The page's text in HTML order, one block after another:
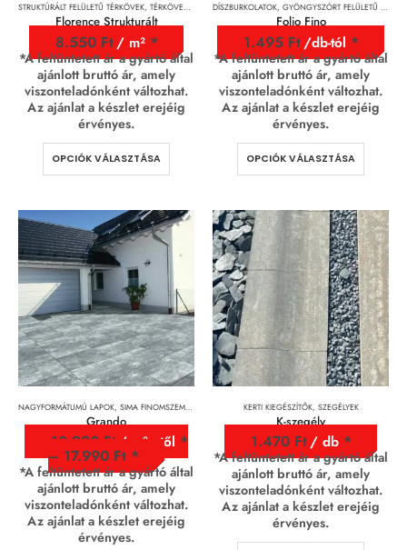
STRUKTÚRÁLT FELÜLETŰ TÉRKÖVEK, TÉRKÖVEK, TÉRKŐRENDSZEREK ÉS LAPOK
Florence Strukturált
8.550 Ft / m²
*A feltüntetett ár a gyártó által
ajánlott bruttó ár, amely
viszonteladónként változhat.
Az ajánlat a készlet erejéig
érvényes.
OPCIÓK VÁLASZTÁSA
DÍSZBURKOLATOK, GYÖNGYSZÓRT FELÜLETŰ TÉRKÖVEK
Folio Fino
1.495 Ft /db-tól
*A feltüntetett ár a gyártó által
ajánlott bruttó ár, amely
viszonteladónként változhat.
Az ajánlat a készlet erejéig
érvényes.
OPCIÓK VÁLASZTÁSA
NAGYFORMÁTUMÚ LAPOK SIMA FINOMSZEMCSÉS FELÜLETŰ TÉRKÖVEK ,TÉRKÖVEK,
Grando
10.990 Ft / m² - től
– 17.990 Ft
*A feltüntetett ár a gyártó által
ajánlott bruttó ár, amely
viszonteladónként változhat.
Az ajánlat a készlet erejéig
érvényes.
KERTI KIEGÉSZÍTŐK, SZEGÉLYEK
K-szegély
1.470 Ft / db
*A feltüntetett ár a gyártó által
ajánlott bruttó ár, amely
viszonteladónként változhat.
Az ajánlat a készlet erejéig
érvényes.